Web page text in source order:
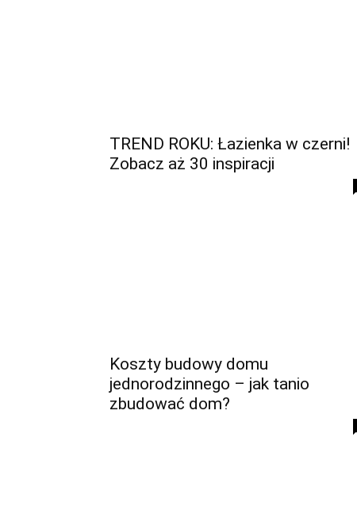
TREND ROKU: Łazienka w czerni!
Zobacz aż 30 inspiracji
Koszty budowy domu
jednorodzinnego – jak tanio
zbudować dom?